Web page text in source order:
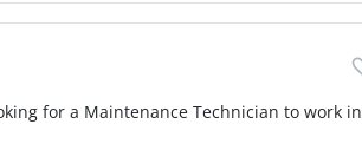
for a Maintenance Technician to work in